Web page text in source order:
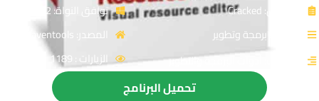
الترخيص: Cracked
القسم: برمجة وتطوير
التصنيف: أدوات البرمجة والتطوير
توافق النواة: 32 & 64-Bit
المصدر: heaventools
الزيارات : 1189
تحميل البرنامج